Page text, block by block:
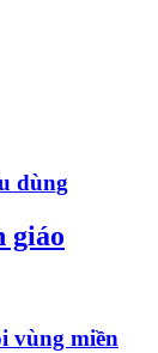
dùng
giáo
vùng miền